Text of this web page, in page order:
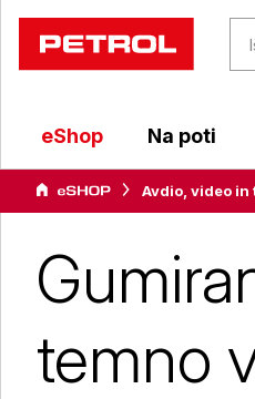
eShop Na poti
Avdio, video in
temno